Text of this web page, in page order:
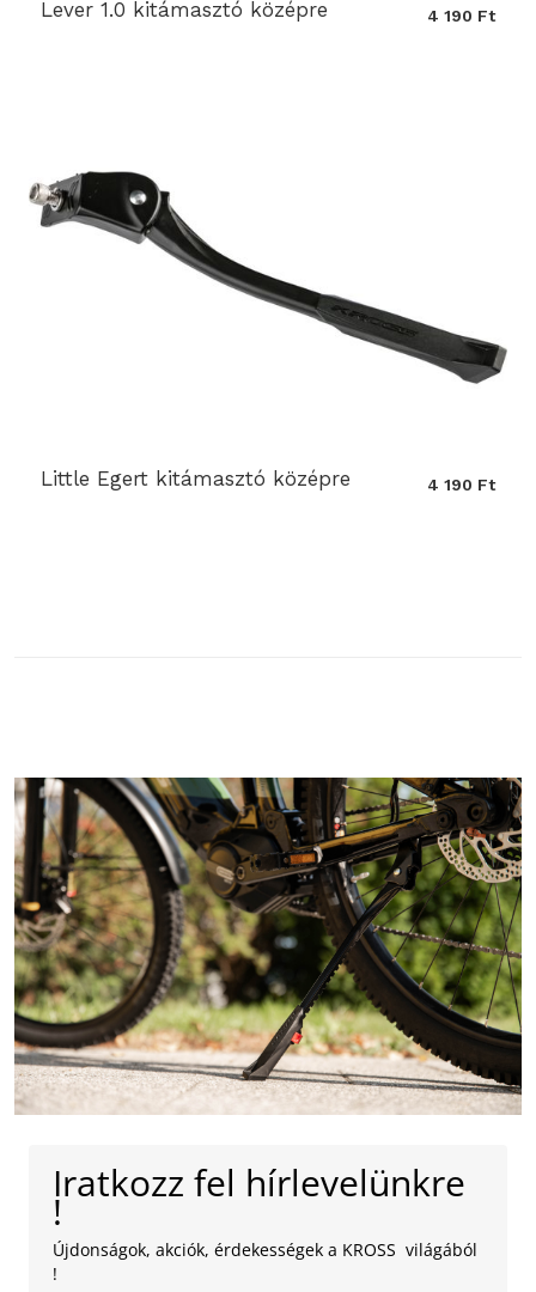
Lever 1.0 kitámasztó középre 4 190 Ft
Little Egert kitámasztó középre 4 190 Ft
Iratkozz fel hírlevelünkre
!
Újdonságok, akciók, érdekességek a KROSS világából
!